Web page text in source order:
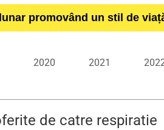
promovând un stil de
2020 2021
de catre respiratie